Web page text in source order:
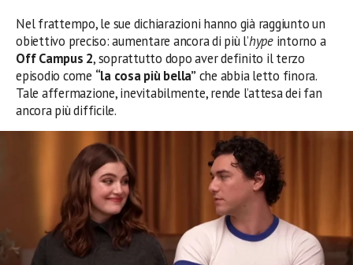
Nel frattempo, le sue dichiarazioni hanno già raggiunto un
obiettivo preciso: aumentare ancora di più l’hypeintorno a
Off Campus 2, soprattutto dopo aver definito il terzo
episodio come “la cosa più bella”che abbia letto finora.
Tale affermazione, inevitabilmente, rende l’attesa dei fan
ancora più difficile.